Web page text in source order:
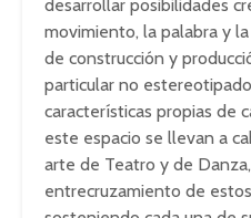
desarrollar posibilidades
movimiento, la palabra y
de construcción y
particular no
características propias de
este espacio se llevan a
arte de Teatro y de
entrecruzamiento de